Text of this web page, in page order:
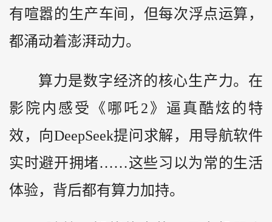
有喧嚣的生产车间，但每次浮点运算，
都涌动着澎湃动力。
算力是数字经济的核心生产力。在
影院内感受《哪吒2》逼真酷炫的特
效，向DeepSeek提问求解，用导航软件
实时避开拥堵……这些习以为常的生活
体验，背后都有算力加持。